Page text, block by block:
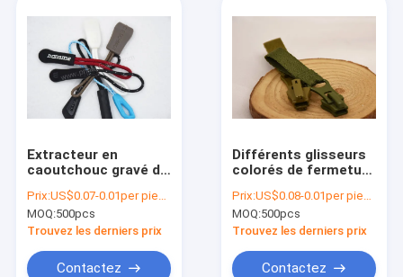
Extracteur en
caoutchouc gravé de
Prix:US$0.07-0.01per piece
MOQ:500pcs
Trouvez les derniers prix
Contactez
Différents glisseurs
colorés de fermeture
vêtement/en métal
de Packback avec les
labels tissés
Prix:US$0.08-0.01per piece
MOQ:500pcs
Trouvez les derniers prix
Contactez